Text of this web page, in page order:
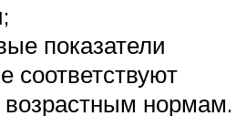
показатели
соответствуют
нормам.